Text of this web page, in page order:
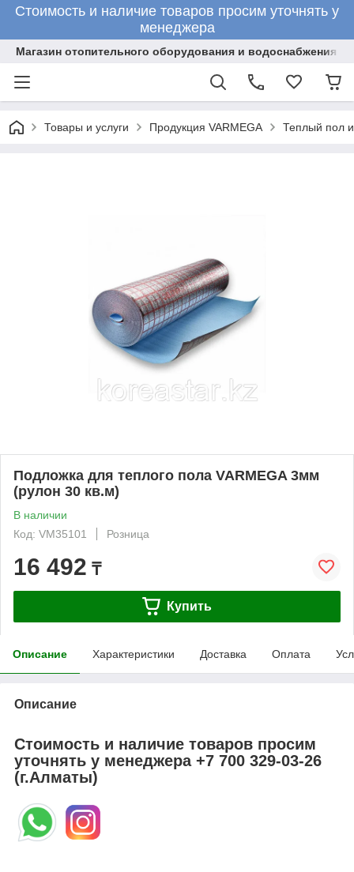
Стоимость и наличие товаров просим уточнять у
менеджера
Магазин отопительного оборудования и водоснабжения
Товары и услуги Продукция VARMEGA Теплый пол
Подложка для теплого пола VARMEGA 3мм
(рулон 30 кв.м)
В наличии
Код: VM35101
Розница
16 492 ₸
Купить
Описание Характеристики Доставка Оплата
Описание
Стоимость и наличие товаров просим
уточнять у менеджера+7 700 329-03-26
(г.Алматы)